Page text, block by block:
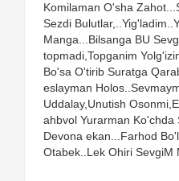
Komilaman O'sha
Sezdi
Manga...Bilsanga BU
topmadi,Topganim
Bo'sa O'tirib Suratga
eslayman
Uddalay,Unutish
ahbvol Yurarman
Devona ekan...Farhod
Otabek..Lek Ohiri SevgiM